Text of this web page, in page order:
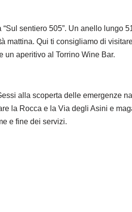
sentiero 505”. Un anello
mattina. Qui ti consigliamo di
un aperitivo al Torrino Wine Bar.
alla scoperta delle emergenze
la Rocca e la Via degli Asini e
e fine dei servizi.